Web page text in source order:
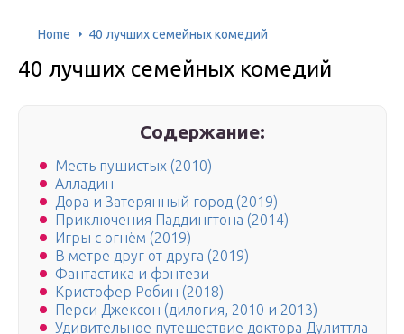
Home 40 лучших семейных комедий
40 лучших семейных комедий
Содержание:
Месть пушистых (2010)
Алладин
Дора и Затерянный город (2019)
Приключения Паддингтона (2014)
Игры с огнём (2019)
В метре друг от друга (2019)
Фантастика и фэнтези
Кристофер Робин (2018)
Перси Джексон (дилогия, 2010 и 2013)
Удивительное путешествие доктора Дулиттла